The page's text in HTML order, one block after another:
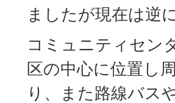
ましたが現在は逆
コミュニティセン
区の中心に位置し
り、また路線バス